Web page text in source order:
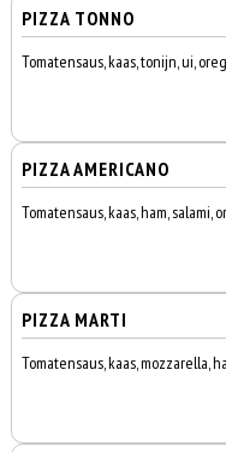
PIZZA TONNO
Tomatensaus, kaas, tonijn, ui,
PIZZA AMERICANO
Tomatensaus, kaas, ham, salami,
PIZZA MARTI
Tomatensaus, kaas, mozzarella,